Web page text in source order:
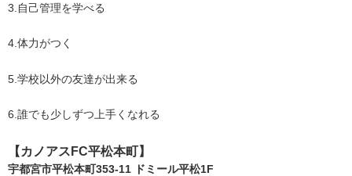
3.自己管理を学べる
4.体力がつく
5.学校以外の友達が出来る
6.誰でも少しずつ上手くなれる
【​カノアスFC平松本町】
宇都宮市平松本町353-11 ドミール平松1F